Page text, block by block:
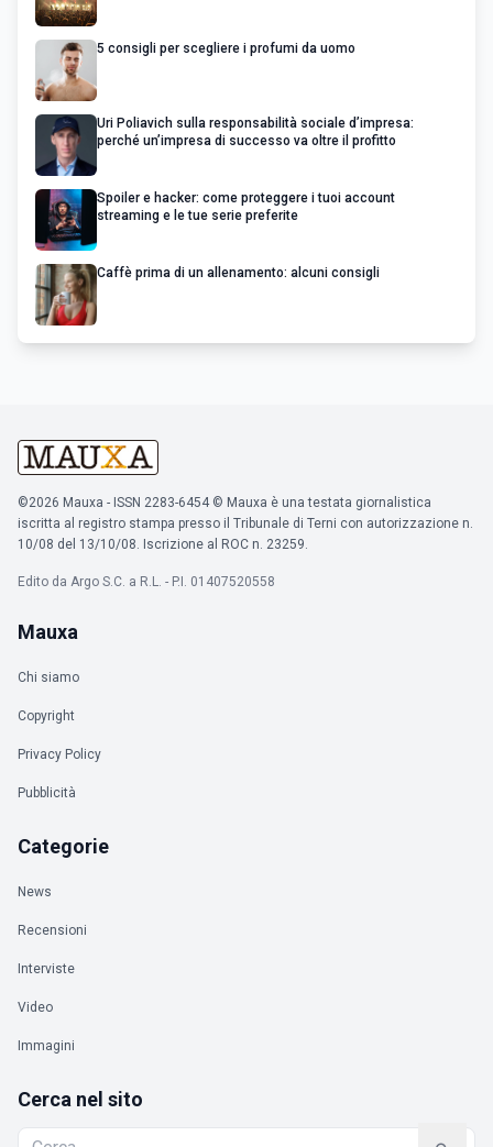
5 consigli per scegliere i profumi da uomo
Uri Poliavich sulla responsabilità sociale d’impresa:
perché un’impresa di successo va oltre il profitto
Spoiler e hacker: come proteggere i tuoi account
streaming e le tue serie preferite
Caffè prima di un allenamento: alcuni consigli
©2026 Mauxa - ISSN 2283-6454 © Mauxa è una testata giornalistica
iscritta al registro stampa presso il Tribunale di Terni con autorizzazione n.
10/08 del 13/10/08. Iscrizione al ROC n. 23259.
Edito da Argo S.C. a R.L. - P.I. 01407520558
Mauxa
Chi siamo
Copyright
Privacy Policy
Pubblicità
Categorie
News
Recensioni
Interviste
Video
Immagini
Cerca nel sito